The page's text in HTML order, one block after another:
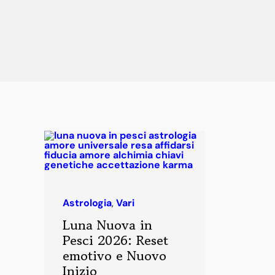
Astrologia,Vari
Luna Nuova in
Pesci 2026: Reset
emotivo e Nuovo